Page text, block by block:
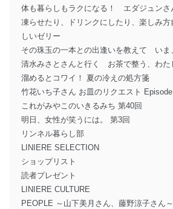
体も暮らしもラクになる！ エダジュンさ
凍らせたり、ドリンクにしたり、楽しみ
しいゼリー
その珠玉の一本との出逢いを教えて いま
清水みさとさんと行く お茶で整う、わた
溜めるとコワイ！ 夏の冷えの処方箋
竹花いち子さん お皿のリクエスト
これがみやこのいきるみち 第40回
明日、女性が笑うには。 第3回
リンネル暮らし部
LINIERE SELECTION
ショップリスト
読者プレゼント
LINIERE CULTURE
PEOPLE ～山下美月さん、藤野涼子さん～